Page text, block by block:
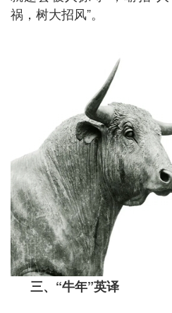
祸，树大招风”。
三、 “牛年”英译